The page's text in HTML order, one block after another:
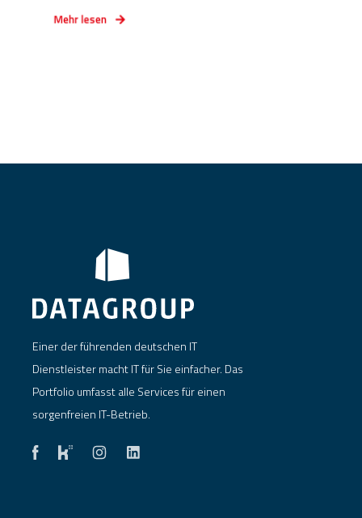
Mehr lesen
Einer der führenden deutschen IT
Dienstleister macht IT für Sie einfacher. Das
Portfolio umfasst alle Services für einen
sorgenfreien IT-Betrieb.